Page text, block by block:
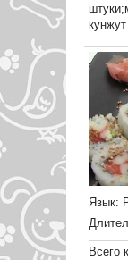
Язык:
Всего